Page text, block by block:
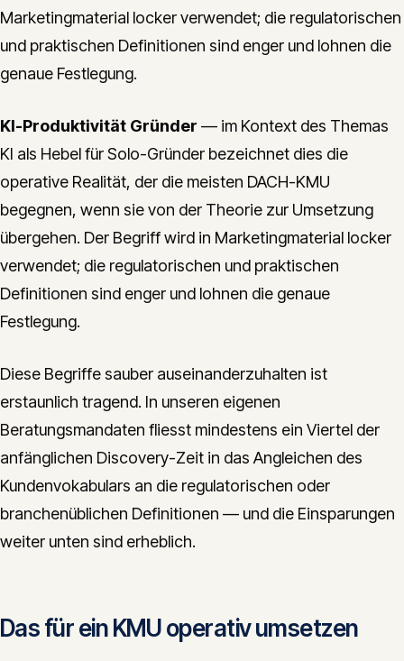
Marketingmaterial locker verwendet; die regulatorischen
und praktischen Definitionen sind enger und lohnen die
genaue Festlegung.
KI-Produktivität Gründer — im Kontext des Themas
KI als Hebel für Solo-Gründer bezeichnet dies die
operative Realität, der die meisten DACH-KMU
begegnen, wenn sie von der Theorie zur Umsetzung
übergehen. Der Begriff wird in Marketingmaterial locker
verwendet; die regulatorischen und praktischen
Definitionen sind enger und lohnen die genaue
Festlegung.
Diese Begriffe sauber auseinanderzuhalten ist
erstaunlich tragend. In unseren eigenen
Beratungsmandaten fliesst mindestens ein Viertel der
anfänglichen Discovery-Zeit in das Angleichen des
Kundenvokabulars an die regulatorischen oder
branchenüblichen Definitionen — und die Einsparungen
weiter unten sind erheblich.
Das für ein KMU operativ umsetzen